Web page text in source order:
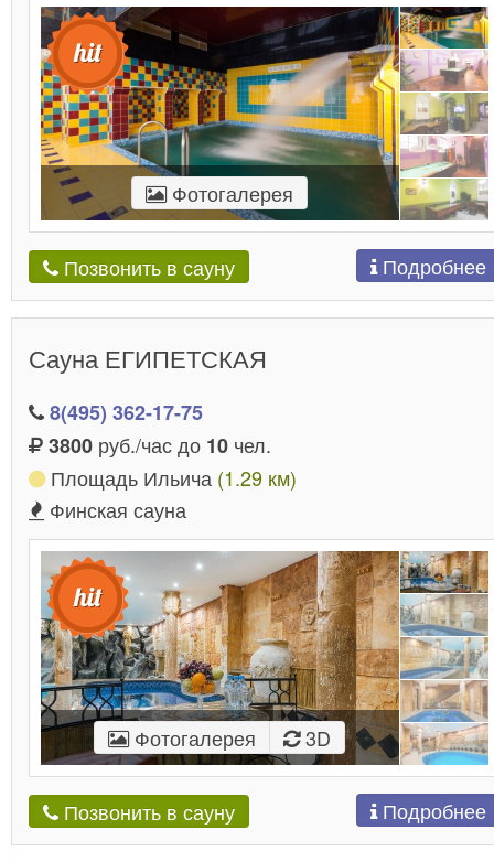
Фотогалерея
Позвонить в сауну Подробнее
Сауна ЕГИПЕТСКАЯ
8(495) 362-17-75
3800 руб./час до 10 чел.
Площадь Ильича (1.29 км)
Финская сауна
Фотогалерея 3D
Позвонить в сауну Подробнее